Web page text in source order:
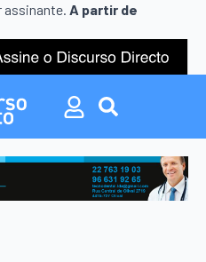
assinante. A partir de
Search
for:
Search